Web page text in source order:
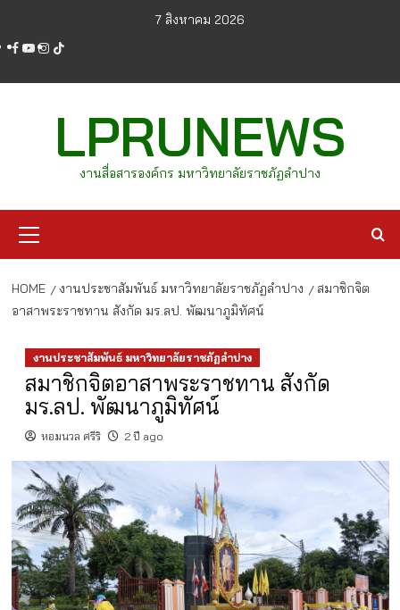
content
7 สิงหาคม 2026
facebook
youtube
instagram
tiktok
LPRUNEWS
งานสื่อสารองค์กร มหาวิทยาลัยราชภัฏลำปาง
Menu
HOME งานประชาสัมพันธ์ มหาวิทยาลัยราชภัฏลำปาง
สมาชิกจิต
อาสาพระราชทาน สังกัด มร.ลป. พัฒนาภูมิทัศน์
งานประชาสัมพันธ์ มหาวิทยาลัยราชภัฏลำปาง
สมาชิกจิตอาสาพระราชทาน สังกัด
มร.ลป. พัฒนาภูมิทัศน์
หอมนวล ศรีริ 2 ปี ago